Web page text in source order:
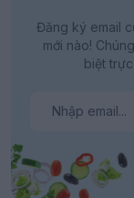
Đăng ký email
mới nào!
biệt